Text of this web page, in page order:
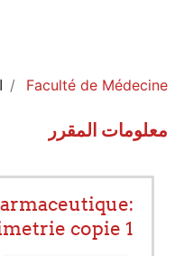
Faculté de Médecine
معلومات المقرر
copie 1